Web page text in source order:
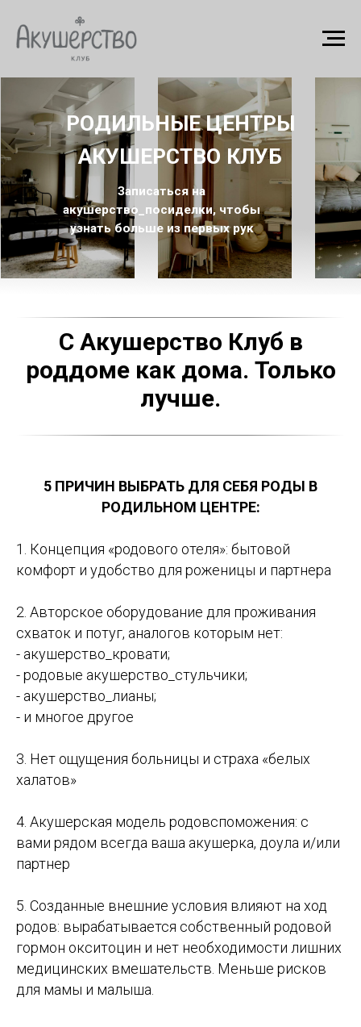
РОДИЛЬНЫЕ ЦЕНТРЫ
АКУШЕРСТВО КЛУБ
Записаться на
акушерство_посиделки, чтобы
узнать больше из первых рук
С Акушерство Клуб в
роддоме как дома. Только
лучше.
5 ПРИЧИН ВЫБРАТЬ ДЛЯ СЕБЯ РОДЫ В
РОДИЛЬНОМ ЦЕНТРЕ:
1. Концепция «родового отеля»: бытовой
комфорт и удобство для роженицы и партнера
2. Авторское оборудование для проживания
схваток и потуг, аналогов которым нет:
- акушерство_кровати;
- родовые акушерство_стульчики;
- акушерство_лианы;
- и многое другое
3. Нет ощущения больницы и страха «белых
халатов»
4. Акушерская модель родовспоможения: с
вами рядом всегда ваша акушерка, доула и/или
партнер
5. Созданные внешние условия влияют на ход
родов: вырабатывается собственный родовой
гормон окситоцин и нет необходимости лишних
медицинских вмешательств. Меньше рисков
для мамы и малыша.